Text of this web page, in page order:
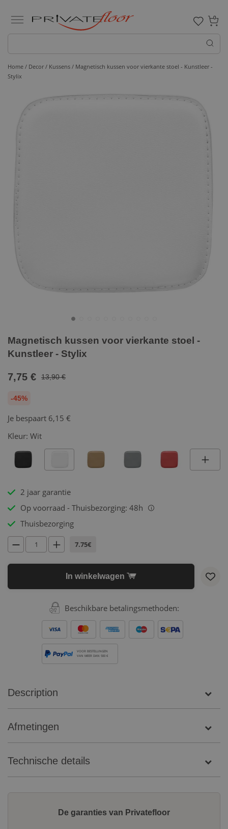
0
Home / Decor / Kussens / Magnetisch kussen voor vierkante stoel - Kunstleer -
Stylix
Magnetisch kussen voor vierkante stoel -
Kunstleer - Stylix
7,75 € 13,90 €
-45%
Je bespaart 6,15 €
Kleur: Wit
2 jaar garantie
Op voorraad - Thuisbezorging: 48h
i
Thuisbezorging
7.75€
In winkelwagen
Beschikbare betalingsmethoden:
VOOR BESTELLINGEN
VAN MEER DAN 500 €
Description
Afmetingen
Technische details
De garanties van Privatefloor